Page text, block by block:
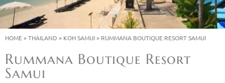
HOME»THAILAND » KOH SAMUI» RUMMANA BOUTIQUE RESORT SAMUI
Rummana Boutique Resort
Samui